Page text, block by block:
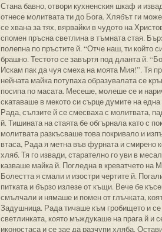
Стана бавно, отвори кухненския шкаф и
отнесе молитвата ти до Бога. Хлябът ги
се хвана за тях, вярвайки в чудото на
спомен пръсна светлина в тъмната стая.
полепна по пръстите й. “Отче наш, ти който
брашно. Тестото се завъртя под дланта й.
Искам пак да чуя смеха на моята Мия!”. Тя
нейната майка потупаха образувалата се
посипа по масата. Месеше, молеше се и
скатаваше в мекото си сърце думите на
Рада, сълзите й се смесваха с молитвата,
й. Тишината на стаята бе обгърнала като с
молитвата разкъсваше това покривало и
втаса, Рада я метна във фурната и смирено
хляб. Тя го извади, старателно го уви в
казваше майка й. Погледна в креватчето
Болестта я смали и изостри чертите й.
питката и бързо излезе от къщи. Вече бе
смълчали и нямаше и помен от глъчката,
Задушница. Рада тичаше към гробището и
светлинката, която мъждукаше на прага й и
иконостаса и се зае да разчупи хляба.